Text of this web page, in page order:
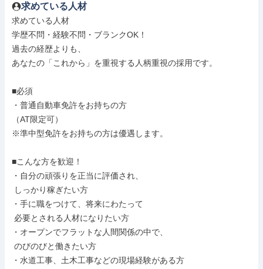
求めている人材
求めている人材
学歴不問・経験不問・ブランクOK！
過去の経歴よりも、
あなたの「これから」を重視する人柄重視の採用です。
■必須
・普通自動車免許をお持ちの方
（AT限定可）
※準中型免許をお持ちの方は優遇します。
■こんな方を歓迎！
・自分の頑張りを正当に評価され、
・手に職をつけて、将来にわたって
・オープンでフラットな人間関係の中で、
・水道工事、土木工事などの現場経験がある方